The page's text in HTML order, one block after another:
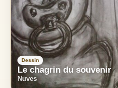
Dessin
Le chagrin du souvenir
Nuves